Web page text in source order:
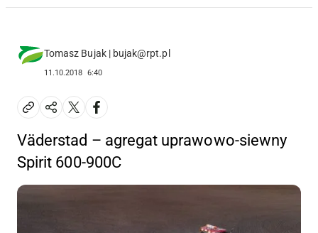
Tomasz Bujak | bujak@rpt.pl
11.10.2018 6:40
Väderstad – agregat uprawowo-siewny
Spirit 600-900C